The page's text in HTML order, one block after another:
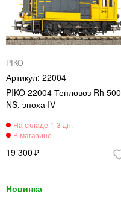
PIKO
22004
PIKO 22004 Тепловоз Rh 500
NS, эпоха IV
19 300